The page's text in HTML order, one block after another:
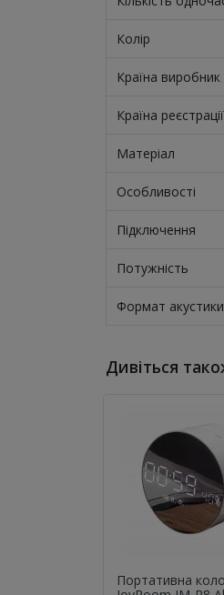
Колір
Країна виробник
Країна
Матеріал
Особливості
Підключення
Потужність
Формат акустики
Дивіться
Портативна